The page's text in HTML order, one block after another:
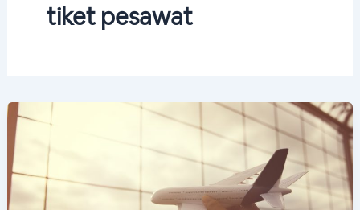
tiket pesawat